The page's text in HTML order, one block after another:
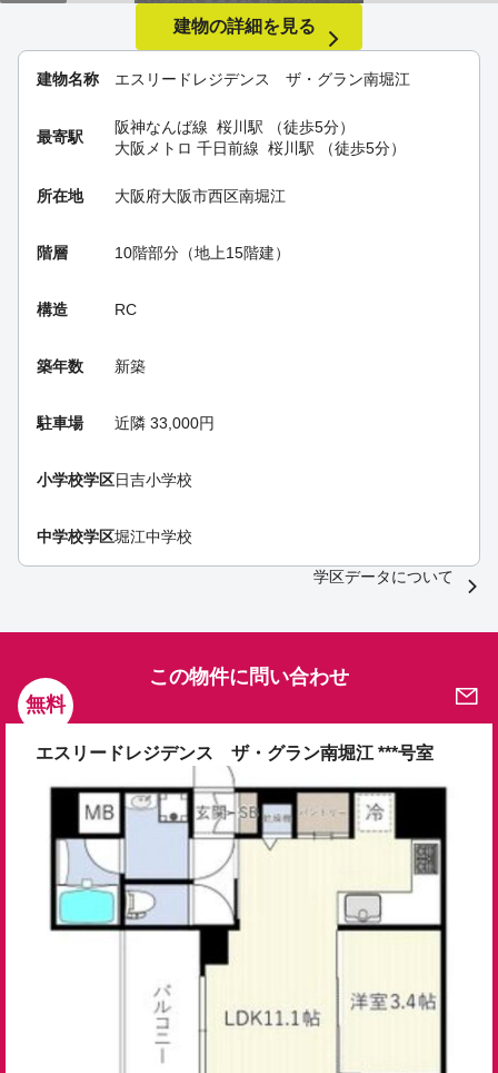
建物名称 エスリードレジデンス ザ・グラン南堀江
最寄駅
阪神なんば線 桜川駅 （徒歩5分）
大阪メトロ 千日前線 桜川駅 （徒歩5分）
所在地 大阪府大阪市西区南堀江
階層 10階部分（地上15階建）
構造 RC
築年数 新築
駐車場 近隣 33,000円
小学校学区日吉小学校
中学校学区堀江中学校
建物の詳細を見る
学区データについて
無料
この物件に問い合わせ
エスリードレジデンス ザ・グラン南堀江 ***号室